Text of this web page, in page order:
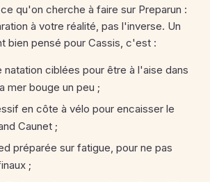
qu'on cherche à faire sur Preparun :
à votre réalité, pas l'inverse. Un
bien pensé pour Cassis, c'est :
ciblées pour être à l'aise dans
mer bouge un peu ;
en côte à vélo pour encaisser le
Caunet ;
préparée sur fatigue, pour ne pas
;